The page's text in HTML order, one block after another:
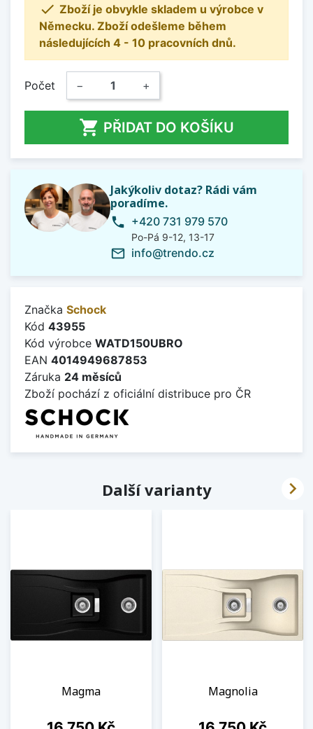
 Zboží je obvykle skladem u výrobce v
Německu. Zboží odešleme během
následujících 4 - 10 pracovních dnů.
Počet − +
 PŘIDAT DO KOŠÍKU
Jakýkoliv dotaz? Rádi vám
poradíme.
phone +420 731 979 570
Po-Pá 9-12, 13-17
mail_outline info@trendo.cz
Značka Schock
Kód 43955
Kód výrobce WATD150UBRO
EAN 4014949687853
Záruka 24 měsíců
Zboží pochází z oficiální distribuce pro ČR
Další varianty
Magma
Cena
Magnolia
Cena
